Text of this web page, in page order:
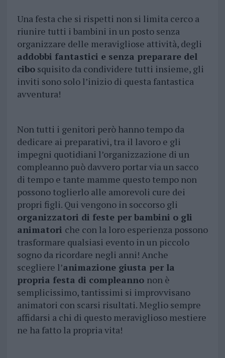
Una festa che si rispetti non si limita cerco a
riunire tutti i bambini in un posto senza
organizzare delle meravigliose attività, degli
addobbi fantastici e senza preparare del
cibosquisito da condividere tutti insieme, gli
inviti sono solo l’inizio di questa fantastica
avventura!
Non tutti i genitori però hanno tempo da
dedicare ai preparativi, tra il lavoro e gli
impegni quotidiani l’organizzazione di un
compleanno può davvero portar via un sacco
di tempo e tante mamme questo tempo non
possono toglierlo alle amorevoli cure dei
propri figli. Qui vengono in soccorso gli
organizzatori di feste per bambini o gli
animatori che con la loro esperienza possono
trasformare qualsiasi evento in un piccolo
sogno da ricordare negli anni! Anche
scegliere l’animazione giusta per la
propria festa di compleanno non è
semplicissimo, tantissimi si improvvisano
animatori con scarsi risultati. Meglio sempre
affidarsi a chi di questo meraviglioso mestiere
ne ha fatto la propria vita!